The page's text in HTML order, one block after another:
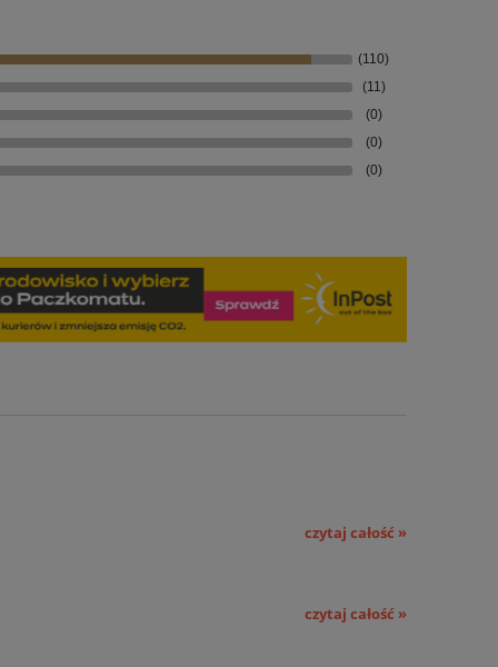
(110)
(11)
(0)
(0)
(0)
czytaj całość »
czytaj całość »